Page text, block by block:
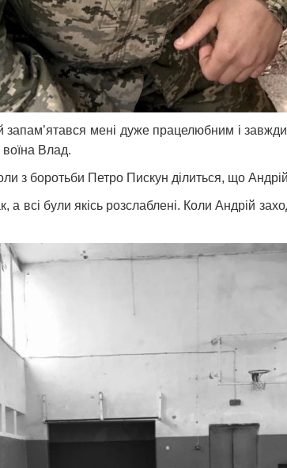
мені дуже працелюбним і
воїна Влад.
з боротьби Петро Пискун ділиться, що
всі були якісь розслаблені. Коли Андрій